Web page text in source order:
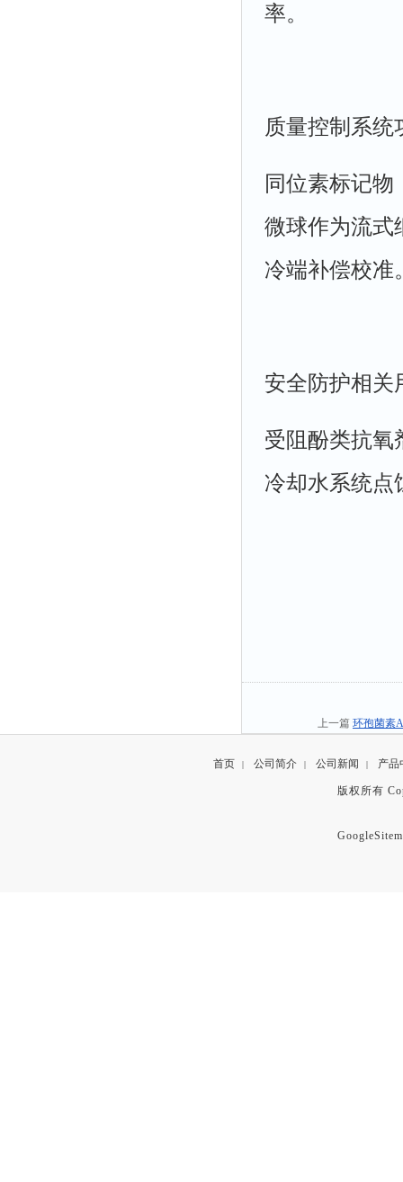
率。
质量控制系统
同位素标记
微球作为流式
冷端补偿校准
安全防护相关
受阻酚类抗氧
冷却水系统点
上一篇 环孢菌素
首页 | 公司简介 | 公司新闻 | 产品
版权所有